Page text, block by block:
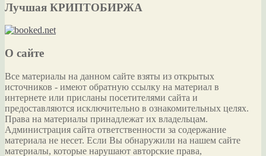
Лучшая КРИПТОБИРЖА
О сайте
Все материалы на данном сайте взяты из открытых
источников - имеют обратную ссылку на материал в
интернете или присланы посетителями сайта и
предоставляются исключительно в ознакомительных целях.
Права на материалы принадлежат их владельцам.
Администрация сайта ответственности за содержание
материала не несет. Если Вы обнаружили на нашем сайте
материалы, которые нарушают авторские права,